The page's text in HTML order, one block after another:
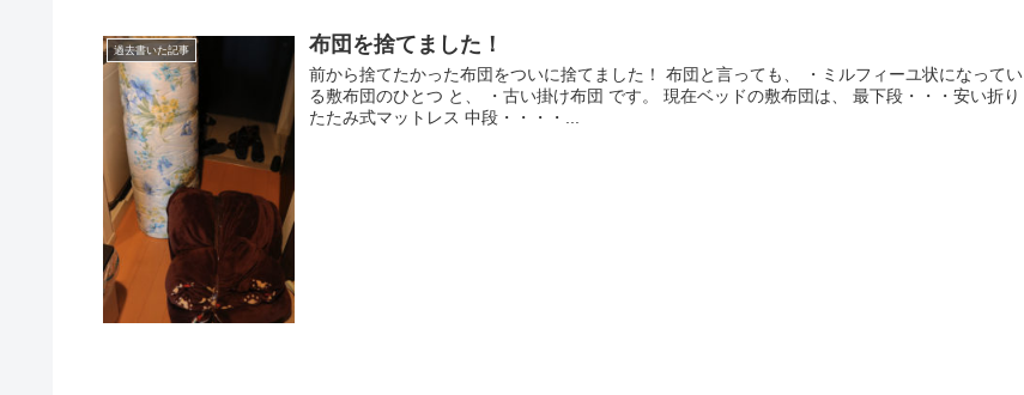
過去書いた記事 布団を捨てました！
前から捨てたかった布団をついに捨てました！ 布団と言っても、 ・ミルフィーユ状になってい
る敷布団のひとつ と、 ・古い掛け布団 です。 現在ベッドの敷布団は、 最下段・・・安い折り
たたみ式マットレス 中段・・・・...